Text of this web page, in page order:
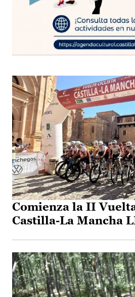
Comienza la II
Castilla-La Mancha